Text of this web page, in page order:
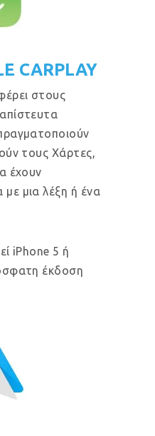
CARPLAY
στους
τους Χάρτες,
έχουν
μια λέξη ή ένα
iPhone 5 ή
έκδοση